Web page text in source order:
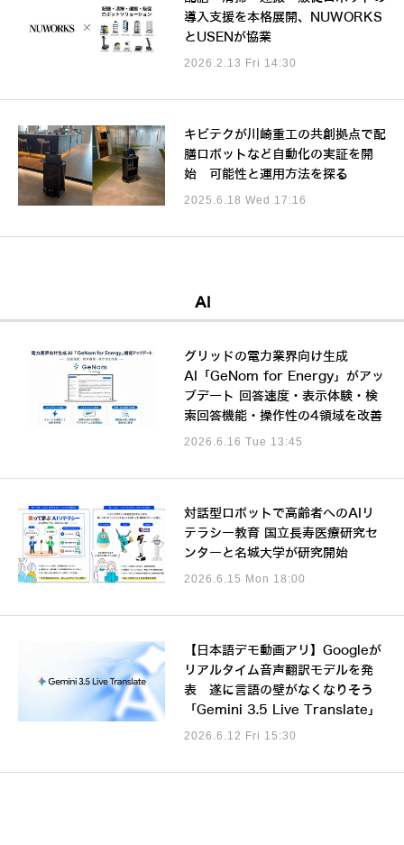
導入支援を本格展開、NUWORKS
とUSENが協業
2026.2.13 Fri 14:30
キビテクが川崎重工の共創拠点で配
膳ロボットなど自動化の実証を開
始 可能性と運用方法を探る
2025.6.18 Wed 17:16
AI
グリッドの電力業界向け生成
AI「GeNom for Energy」がアッ
プデート 回答速度・表示体験・検
索回答機能・操作性の4領域を改善
2026.6.16 Tue 13:45
対話型ロボットで高齢者へのAIリ
テラシー教育 国立長寿医療研究セ
ンターと名城大学が研究開始
2026.6.15 Mon 18:00
【日本語デモ動画アリ】Googleが
リアルタイム音声翻訳モデルを発
表 遂に言語の壁がなくなりそう
「Gemini 3.5 Live Translate」
2026.6.12 Fri 15:30